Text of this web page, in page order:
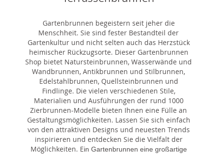
Gartenbrunnen begeistern seit jeher die
Menschheit. Sie sind fester Bestandteil der
Gartenkultur und nicht selten auch das Herzstück
heimischer Rückzugsorte. Dieser Gartenbrunnen
Shop bietet Natursteinbrunnen, Wasserwände und
Wandbrunnen, Antikbrunnen und Stilbrunnen,
Edelstahlbrunnen, Quellsteinbrunnen und
Findlinge. Die vielen verschiedenen Stile,
Materialien und Ausführungen der rund 1000
Zierbrunnen-Modelle bieten Ihnen eine Fülle an
Gestaltungsmöglichkeiten. Lassen Sie sich einfach
von den attraktiven Designs und neuesten Trends
inspirieren und entdecken Sie die Vielfalt der
Möglichkeiten. Ein Gartenbrunnen eine großartige